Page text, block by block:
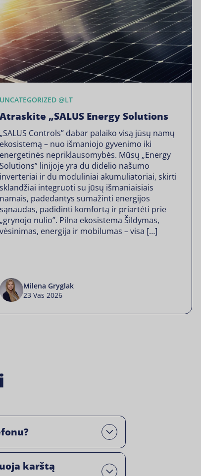
UNCATEGORIZED @LT
Atraskite „SALUS Energy Solutions
„SALUS Controls” dabar palaiko visą jūsų namų
ekosistemą – nuo išmaniojo gyvenimo iki
energetinės nepriklausomybės. Mūsų „Energy
Solutions” linijoje yra du didelio našumo
inverteriai ir du moduliniai akumuliatoriai, skirti
sklandžiai integruoti su jūsų išmaniaisiais
namais, padedantys sumažinti energijos
sąnaudas, padidinti komfortą ir priartėti prie
„grynojo nulio”. Pilna ekosistema Šildymas,
vėsinimas, energija ir mobilumas – visa […]
Milena Gryglak
23 Vas 2026
Open
karštą
Open